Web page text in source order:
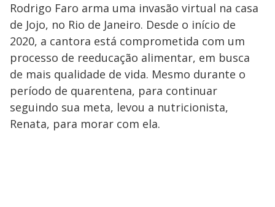
Rodrigo Faro arma uma invasão virtual na casa
de Jojo, no Rio de Janeiro. Desde o início de
2020, a cantora está comprometida com um
processo de reeducação alimentar, em busca
de mais qualidade de vida. Mesmo durante o
período de quarentena, para continuar
seguindo sua meta, levou a nutricionista,
Renata, para morar com ela.